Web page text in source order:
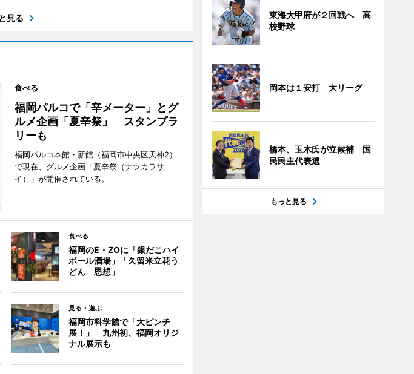
見る
食べる
福岡パルコで「辛メーター」とグ
ルメ企画「夏辛祭」 スタンプラ
リーも
福岡パルコ本館・新館（福岡市中央区天神2）
で現在、グルメ企画「夏辛祭（ナツカラサ
イ）」が開催されている。
食べる
福岡のE・ZOに「銀だこハイ
ボール酒場」「久留米立花う
どん 恩想」
見る・遊ぶ
福岡市科学館で「大ピンチ
展！」 九州初、福岡オリジ
ナル展示も
東海大甲府が２回戦へ 高
校野球
岡本は１安打 大リーグ
橋本、玉木氏が立候補 国
民民主代表選
もっと見る